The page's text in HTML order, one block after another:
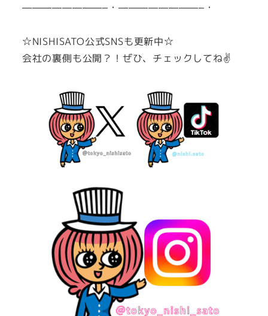
————————–・————————–・
☆NISHISATO公式SNSも更新中☆
会社の裏側も公開？！ぜひ、チェックしてね✌